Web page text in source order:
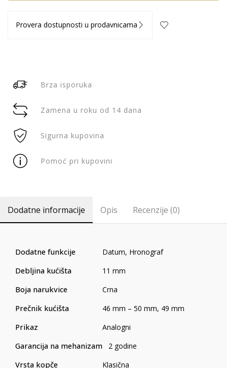
Provera dostupnosti u prodavnicama
Brza isporuka
Zamena u roku od 14 dana
Sigurna kupovina
Pomoć pri kupovini
Dodatne informacije Opis Recenzije (0)
Dodatne funkcije Datum, Hronograf
Debljina kućišta 11 mm
Boja narukvice Crna
Prečnik kućišta 46 mm – 50 mm, 49 mm
Prikaz Analogni
Garancija na mehanizam 2 godine
Vrsta kopče Klasična